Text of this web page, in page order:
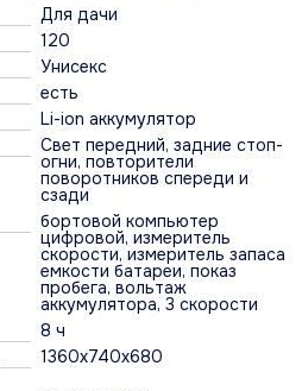
Для дачи
120
Унисекс
есть
Li-ion аккумулятор
Свет передний, задние стоп-
огни, повторители
поворотников спереди и
сзади
бортовой компьютер
цифровой, измеритель
скорости, измеритель запаса
емкости батареи, показ
пробега, вольтаж
аккумулятора, 3 скорости
8 ч
1360х740х680